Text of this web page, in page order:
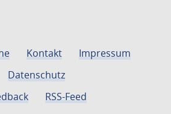
Kontakt
Impressum
Datenschutz
RSS-Feed